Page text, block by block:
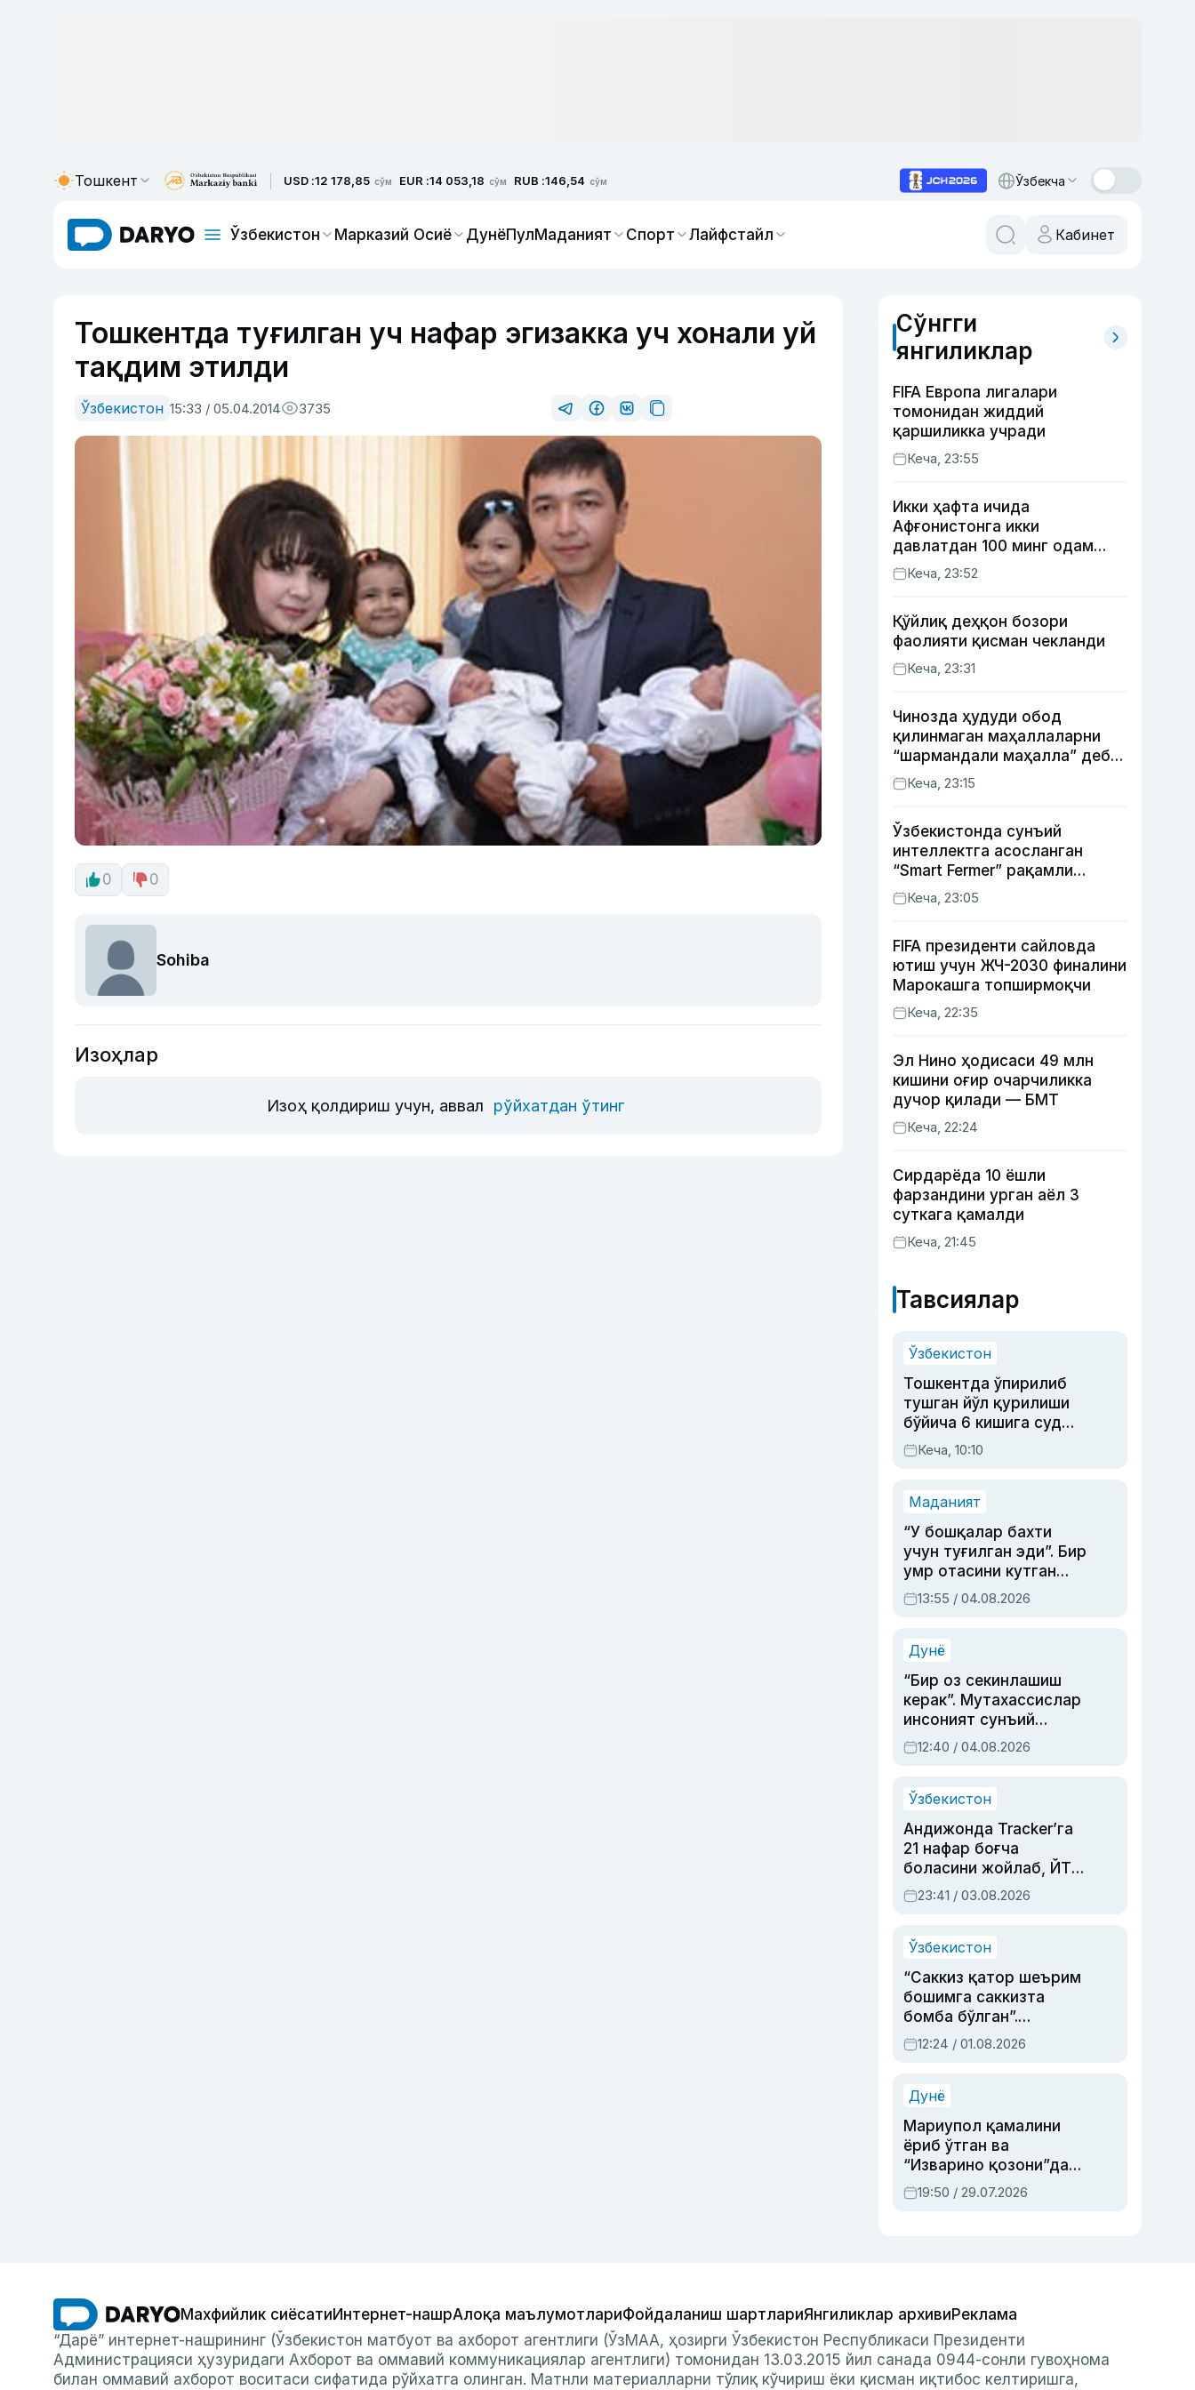
Тошкент USD :12 178,85 сўм EUR :14 053,18 сўм RUB :146,54 сўм Ўзбекча
Ўзбекистон Марказий Осиё ДунёПулМаданият Спорт Лайфстайл Кабинет
Тошкентда туғилган уч нафар эгизакка уч хонали уй
тақдим этилди
Ўзбекистон 15:33 / 05.04.2014 3735
0 0
Sohiba
Изоҳлар
Изоҳ қолдириш учун, аввал рўйхатдан ўтинг
Сўнгги
янгиликлар
FIFA Европа лигалари
томонидан жиддий
қаршиликка учради
Кеча, 23:55
Икки ҳафта ичида
Афғонистонга икки
давлатдан 100 минг одам
қайтиб келди
Кеча, 23:52
Қўйлиқ деҳқон бозори
фаолияти қисман чекланди
Кеча, 23:31
Чинозда ҳудуди обод
қилинмаган маҳаллаларни
“шармандали маҳалла” деб
белгилаш бошланди
Кеча, 23:15
Ўзбекистонда сунъий
интеллектга асосланган
“Smart Fermer” рақамли
платформаси ишга
туширилади
Кеча, 23:05
FIFA президенти сайловда
ютиш учун ЖЧ-2030 финалини
Марокашга топширмоқчи
Кеча, 22:35
Эл Нино ҳодисаси 49 млн
кишини оғир очарчиликка
дучор қилади — БМТ
Кеча, 22:24
Сирдарёда 10 ёшли
фарзандини урган аёл 3
суткага қамалди
Кеча, 21:45
Тавсиялар
Ўзбекистон
Тошкентда ўпирилиб
тушган йўл қурилиши
бўйича 6 кишига суд
ҳукми ўқилди
Кеча, 10:10
Маданият
“У бошқалар бахти
учун туғилган эди”. Бир
умр отасини кутган
актриса ва дубльяж
устаси Римма
синовларга тўла ҳаёти
13:55 / 04.08.2026
Дунё
“Бир оз секинлашиш
керак”. Мутахассислар
инсоният сунъий
интеллектни бошқара
олмай қолишидан
12:40 / 04.08.2026
Ўзбекистон
Андижонда Tracker’га
21 нафар боғча
боласини жойлаб, ЙТҲ
содир этган аёлга суд
ҳукми ўқилди
23:41 / 03.08.2026
Ўзбекистон
“Саккиз қатор шеърим
бошимга саккизта
бомба бўлган”.
Абдулла Ориповни
сиёсий айбловлардан
12:24 / 01.08.2026
Дунё
Мариупол қамалини
ёриб ўтган ва
“Изварино қозони”дан
чиққан қаҳрамон —
Украина армияси бош
19:50 / 29.07.2026
Махфийлик сиёсатиИнтернет-нашрАлоқа маълумотлариФойдаланиш шартлариЯнгиликлар архивиРеклама
“Дарё” интернет-нашрининг (Ўзбекистон матбуот ва ахборот агентлиги (ЎзМАА, ҳозирги Ўзбекистон Республикаси Президенти
Администрацияси ҳузуридаги Ахборот ва оммавий коммуникациялар агентлиги) томонидан 13.03.2015 йил санада 0944-сонли гувоҳнома
билан оммавий ахборот воситаси сифатида рўйхатга олинган. Матнли материалларни тўлиқ кўчириш ёки қисман иқтибос келтиришга,